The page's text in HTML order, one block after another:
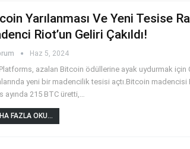
Yarılanması Ve Yeni Tesise
Riot’un Geliri Çakıldı!
Haz 5, 2024
azalan Bitcoin ödüllerine ayak uydurmak için
yeni bir madencilik tesisi açtı.Bitcoin
ayında 215 BTC üretti,…
FAZLA OKU...